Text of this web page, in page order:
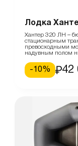
Лодка
Хантер 320 ЛН –
стационарным
превосходными
надувным полом
- 10% 42